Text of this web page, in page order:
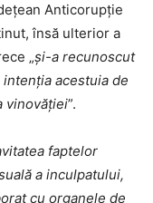
Anticorupție
însă ulterior a
„și-a recunoscut
acestuia de
vinovăției”.
faptelor
a inculpatului,
cu organele de